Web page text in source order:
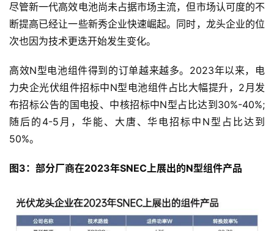
尽管新一代高效电池尚未占据市场主流，但市场认可度的不
断提高已经让一些新秀企业快速崛起。同时，龙头企业的位
次也因为技术更迭开始发生变化。
高效N型电池组件得到的订单越来越多。2023年以来，电
力央企光伏组件招标中N型电池组件占比大幅提升，2月发
布招标公告的国电投、中核招标中N型占比达到30%-40%;
随后的4-5月，华能、大唐、华电招标中N型占比达到
50%。
图3：部分厂商在2023年SNEC上展出的N型组件产品